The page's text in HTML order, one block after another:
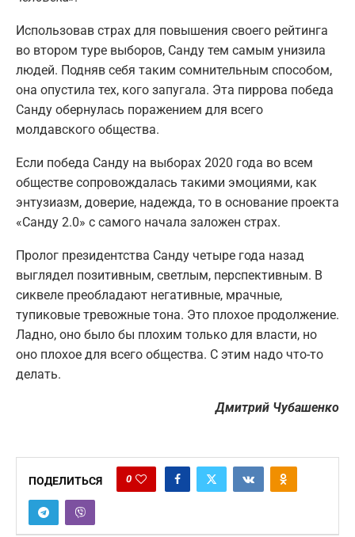
Использовав страх для повышения своего рейтинга
во втором туре выборов, Санду тем самым унизила
людей. Подняв себя таким сомнительным способом,
она опустила тех, кого запугала. Эта пиррова победа
Санду обернулась поражением для всего
молдавского общества.
Если победа Санду на выборах 2020 года во всем
обществе сопровождалась такими эмоциями, как
энтузиазм, доверие, надежда, то в основание проекта
«Санду 2.0» с самого начала заложен страх.
Пролог президентства Санду четыре года назад
выглядел позитивным, светлым, перспективным. В
сиквеле преобладают негативные, мрачные,
тупиковые тревожные тона. Это плохое продолжение.
Ладно, оно было бы плохим только для власти, но
оно плохое для всего общества. С этим надо что-то
делать.
Дмитрий Чубашенко
ПОДЕЛИТЬСЯ 0